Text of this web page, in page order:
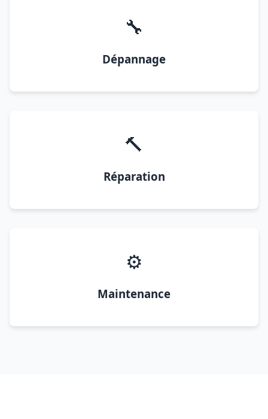
🔧
Dépannage
🔨
Réparation
⚙️
Maintenance